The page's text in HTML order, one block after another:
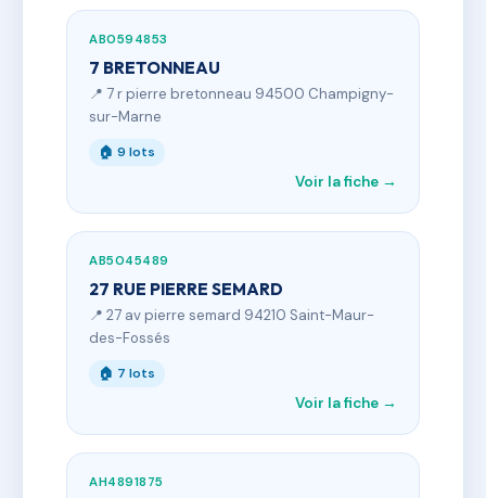
AB0594853
7 BRETONNEAU
📍 7 r pierre bretonneau 94500 Champigny-
sur-Marne
🏠 9 lots
Voir la fiche →
AB5045489
27 RUE PIERRE SEMARD
📍 27 av pierre semard 94210 Saint-Maur-
des-Fossés
🏠 7 lots
Voir la fiche →
AH4891875